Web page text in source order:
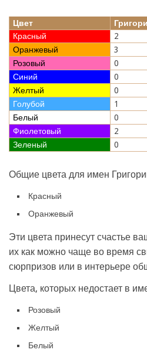
Цвет
Красный
2
Оранжевый
3
Розовый
0
Синий
0
Желтый
0
Голубой
1
Белый
0
Фиолетовый
2
Зеленый
0
Общие цвета для имен
Красный
Оранжевый
Эти цвета принесут счастье
их как можно чаще во время
сюрпризов или в интерьере
Цвета, которых недостает в
Розовый
Желтый
Белый